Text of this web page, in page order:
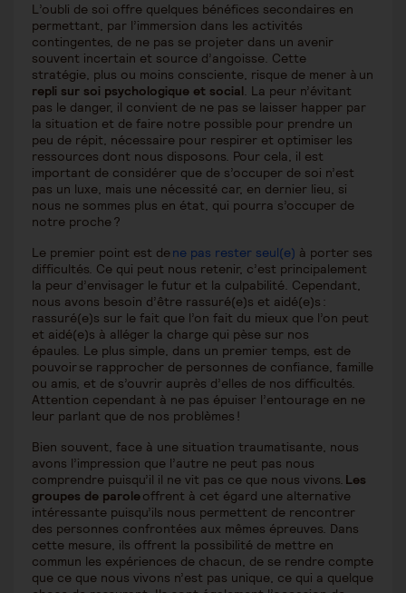
L’oubli de soi offre quelques bénéfices secondaires en
permettant, par l’immersion dans les activités
contingentes, de ne pas se projeter dans un avenir
souvent incertain et source d’angoisse. Cette
stratégie, plus ou moins consciente, risque de mener à un
repli sur soi psychologique et social. La peur n’évitant
pas le danger, il convient de ne pas se laisser happer par
la situation et de faire notre possible pour prendre un
peu de répit, nécessaire pour respirer et optimiser les
ressources dont nous disposons. Pour cela, il est
important de considérer que de s’occuper de soi n’est
pas un luxe, mais une nécessité car, en dernier lieu, si
nous ne sommes plus en état, qui pourra s’occuper de
notre proche ?
Le premier point est dene pas rester seul(e) à porter ses
difficultés. Ce qui peut nous retenir, c’est principalement
la peur d’envisager le futur et la culpabilité. Cependant,
nous avons besoin d’être rassuré(e)s et aidé(e)s :
rassuré(e)s sur le fait que l’on fait du mieux que l’on peut
et aidé(e)s à alléger la charge qui pèse sur nos
épaules. Le plus simple, dans un premier temps, est de
pouvoir se rapprocher de personnes de confiance, famille
ou amis, et de s’ouvrir auprès d’elles de nos difficultés.
Attention cependant à ne pas épuiser l’entourage en ne
leur parlant que de nos problèmes !
Bien souvent, face à une situation traumatisante, nous
avons l’impression que l’autre ne peut pas nous
comprendre puisqu’il il ne vit pas ce que nous vivons. Les
groupes de paroleoffrent à cet égard une alternative
intéressante puisqu’ils nous permettent de rencontrer
des personnes confrontées aux mêmes épreuves. Dans
cette mesure, ils offrent la possibilité de mettre en
commun les expériences de chacun, de se rendre compte
que ce que nous vivons n’est pas unique, ce qui a quelque